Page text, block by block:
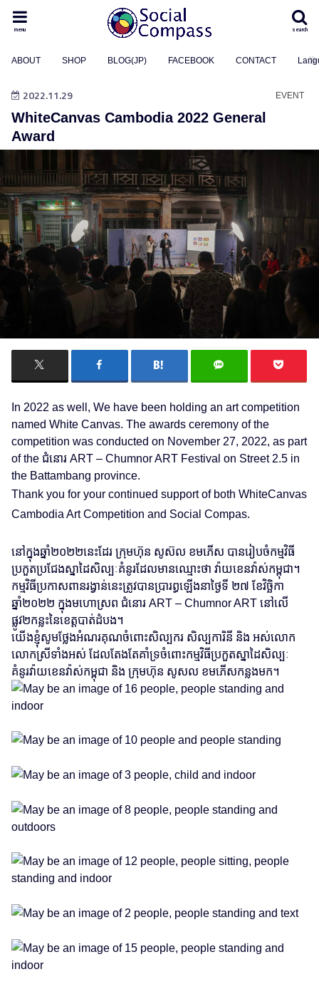
search
menu
ABOUT SHOP BLOG(JP) FACEBOOK CONTACT
EVENT
2022.11.29
WhiteCanvas Cambodia 2022 General
Award
In 2022 as well, We have been holding an art competition
named White Canvas. The awards ceremony of the
competition was conducted on November 27, 2022, as part
of the ជំនោរ ART – Chumnor ART Festival on Street 2.5 in
the Battambang province.
Thank you for your continued support of both WhiteCanvas
Cambodia Art Competition and Social Compas.
នៅក្នុងឆ្នាំ២០២២នេះដែរ ក្រុមហ៊ុន សូស៊ល ខមភើស​ បានរៀបចំកម្មវិធី
ប្រកួតប្រជែងស្នាដៃសិល្បៈគំនូរដែលមានឈ្មោះថា វ៉ាយខេនវ៉ាស់កម្ពុជា។
កម្មវិធីប្រកាសពានរង្វាន់នេះត្រូវបានប្រារព្ធឡើងនាថ្ងៃទី ២៧ ខែវិច្ឆិកា
ឆ្នាំ២០២២ ក្នុងមហោស្រព ជំនោរ ART – Chumnor ART​ នៅលើ
ផ្លូវ២កន្លះនៃខេត្តបាត់ដំបង។
យើងខ្ញុំសូមថ្លែងអំណរគុណចំពោះសិល្បករ សិល្បការិនី និង អស់លោក
លោកស្រីទាំងអស់ ដែលតែងតែគាំទ្រចំពោះកម្មវិធីប្រកួតស្នាដៃសិល្បៈ
គំនូរវ៉ាយខេនវ៉ាស់កម្ពុជា និង ក្រុមហ៊ុន​ សូសល ខមភើសកន្លងមក។